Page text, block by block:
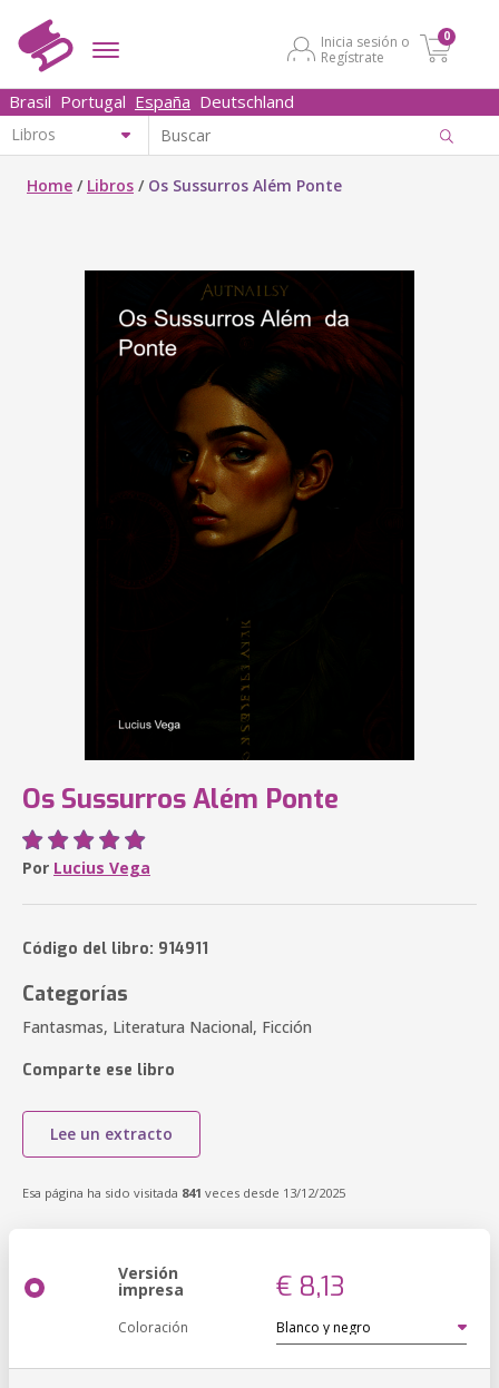
Inicia sesión o
Regístrate
0
Brasil Portugal España Deutschland
Home / Libros / Os Sussurros Além Ponte
Os Sussurros Além Ponte
Por Lucius Vega
Código del libro: 914911
Categorías
Fantasmas, Literatura Nacional, Ficción
Comparte ese libro
Lee un extracto
Esa página ha sido visitada 841 veces desde 13/12/2025
Versión
impresa € 8,13
Coloración